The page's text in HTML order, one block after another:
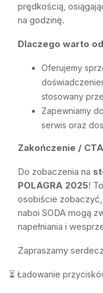
prędkością,
na godzinę.
Dlaczego warto
Oferujemy
stosowany
Zapewniamy
serwis oraz
Zakończenie /
Do zobaczenia na
POLAGRA 2025!
osobiście zobaczyć,
naboi SODA mogą
napełniania i
Zapraszamy
⏳ Ładowanie